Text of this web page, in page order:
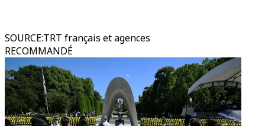
SOURCE:TRT français et agences
RECOMMANDÉ